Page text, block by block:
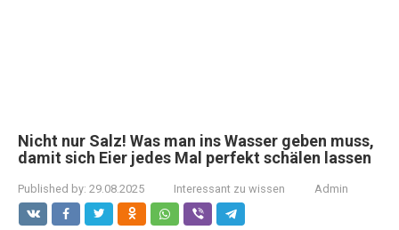
Nicht nur Salz! Was man ins Wasser geben muss,
damit sich Eier jedes Mal perfekt schälen lassen
Published by: 29.08.2025 Interessant zu wissen Admin